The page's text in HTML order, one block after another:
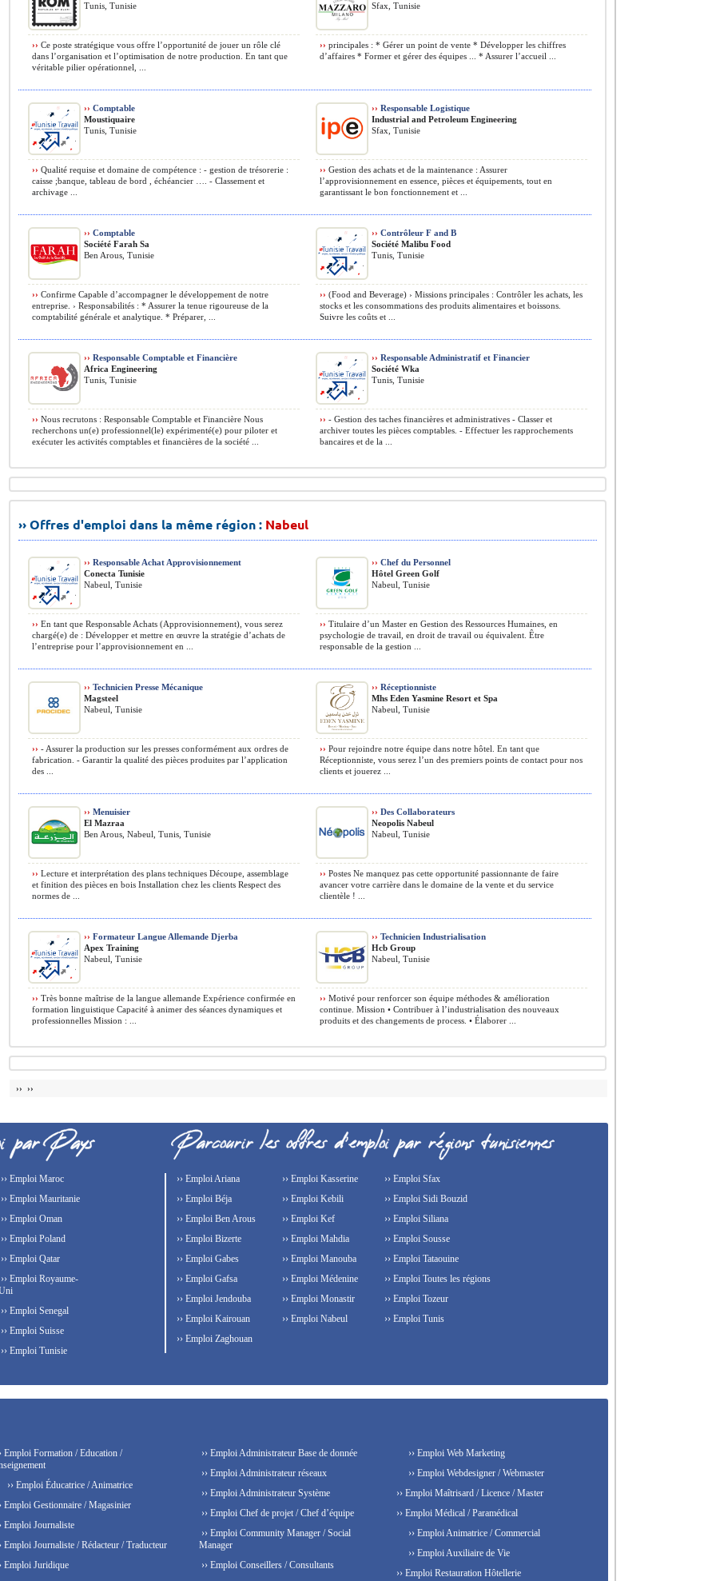
Tunis, Tunisie
›› Ce poste stratégique vous offre l’opportunité de jouer un rôle clé
dans l’organisation et l’optimisation de notre production. En tant que
véritable pilier opérationnel, ...
Sfax, Tunisie
›› principales : * Gérer un point de vente * Développer les chiffres
d’affaires * Former et gérer des équipes ... * Assurer l’accueil ...
›› Comptable
Moustiquaire
Tunis, Tunisie
›› Qualité requise et domaine de compétence : - gestion de trésorerie :
caisse ;banque, tableau de bord , échéancier …. - Classement et
archivage ...
›› Responsable Logistique
Industrial and Petroleum Engineering
Sfax, Tunisie
›› Gestion des achats et de la maintenance : Assurer
l’approvisionnement en essence, pièces et équipements, tout en
garantissant le bon fonctionnement et ...
›› Comptable
Société Farah Sa
Ben Arous, Tunisie
›› Confirme Capable d’accompagner le développement de notre
entreprise. › Responsabilités : * Assurer la tenue rigoureuse de la
comptabilité générale et analytique. * Préparer, ...
›› Contrôleur F and B
Société Malibu Food
Tunis, Tunisie
›› (Food and Beverage) › Missions principales : Contrôler les achats, les
stocks et les consommations des produits alimentaires et boissons.
Suivre les coûts et ...
›› Responsable Comptable et Financière
Africa Engineering
Tunis, Tunisie
›› Nous recrutons : Responsable Comptable et Financière Nous
recherchons un(e) professionnel(le) expérimenté(e) pour piloter et
exécuter les activités comptables et financières de la société ...
›› Responsable Administratif et Financier
Société Wka
Tunis, Tunisie
›› - Gestion des taches financières et administratives - Classer et
archiver toutes les pièces comptables. - Effectuer les rapprochements
bancaires et de la ...
›› Offres d'emploi dans la même région : Nabeul
›› Responsable Achat Approvisionnement
Conecta Tunisie
Nabeul, Tunisie
›› En tant que Responsable Achats (Approvisionnement), vous serez
chargé(e) de : Développer et mettre en œuvre la stratégie d’achats de
l’entreprise pour l’approvisionnement en ...
›› Chef du Personnel
Hôtel Green Golf
Nabeul, Tunisie
›› Titulaire d’un Master en Gestion des Ressources Humaines, en
psychologie de travail, en droit de travail ou équivalent. Être
responsable de la gestion ...
›› Technicien Presse Mécanique
Magsteel
Nabeul, Tunisie
›› - Assurer la production sur les presses conformément aux ordres de
fabrication. - Garantir la qualité des pièces produites par l’application
des ...
›› Réceptionniste
Mhs Eden Yasmine Resort et Spa
Nabeul, Tunisie
›› Pour rejoindre notre équipe dans notre hôtel. En tant que
Réceptionniste, vous serez l’un des premiers points de contact pour nos
clients et jouerez ...
›› Menuisier
El Mazraa
Ben Arous, Nabeul, Tunis, Tunisie
›› Lecture et interprétation des plans techniques Découpe, assemblage
et finition des pièces en bois Installation chez les clients Respect des
normes de ...
›› Des Collaborateurs
Neopolis Nabeul
Nabeul, Tunisie
›› Postes Ne manquez pas cette opportunité passionnante de faire
avancer votre carrière dans le domaine de la vente et du service
clientèle ! ...
›› Formateur Langue Allemande Djerba
Apex Training
Nabeul, Tunisie
›› Très bonne maîtrise de la langue allemande Expérience confirmée en
formation linguistique Capacité à animer des séances dynamiques et
professionnelles Mission : ...
›› Technicien Industrialisation
Hcb Group
Nabeul, Tunisie
›› Motivé pour renforcer son équipe méthodes & amélioration
continue. Mission • Contribuer à l’industrialisation des nouveaux
produits et des changements de process. • Élaborer ...
›› ››
›› Emploi Maroc
›› Emploi Mauritanie
›› Emploi Oman
›› Emploi Poland
›› Emploi Qatar
›› Emploi Royaume-
›› Emploi Senegal
›› Emploi Suisse
›› Emploi Tunisie
›› Emploi Ariana
›› Emploi Béja
›› Emploi Ben Arous
›› Emploi Bizerte
›› Emploi Gabes
›› Emploi Gafsa
›› Emploi Jendouba
›› Emploi Kairouan
›› Emploi Kasserine
›› Emploi Kebili
›› Emploi Kef
›› Emploi Mahdia
›› Emploi Manouba
›› Emploi Médenine
›› Emploi Monastir
›› Emploi Nabeul
›› Emploi Sfax
›› Emploi Sidi Bouzid
›› Emploi Siliana
›› Emploi Sousse
›› Emploi Tataouine
›› Emploi Toutes les régions
›› Emploi Tozeur
›› Emploi Tunis
›› Emploi Zaghouan
Emploi Formation / Education /
›› Emploi Éducatrice / Animatrice
Emploi Gestionnaire / Magasinier
Emploi Journaliste
Emploi Journaliste / Rédacteur / Traducteur
Emploi Juridique
›› Emploi Administrateur Base de donnée
›› Emploi Administrateur réseaux
›› Emploi Administrateur Système
›› Emploi Chef de projet / Chef d’équipe
›› Emploi Community Manager / Social
Manager
›› Emploi Conseillers / Consultants
›› Emploi Web Marketing
›› Emploi Webdesigner / Webmaster
›› Emploi Maîtrisard / Licence / Master
›› Emploi Médical / Paramédical
›› Emploi Animatrice / Commercial
›› Emploi Auxiliaire de Vie
›› Emploi Restauration Hôtellerie